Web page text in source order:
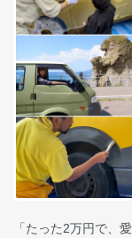
「たった2万円で、